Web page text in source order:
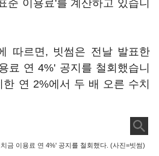
준 이용료'를 계산하고 있습니
따르면, 빗썸은 전날 발표한
료 연 4%' 공지를 철회했습니
연 2%에서 두 배 오른 수치
금 이용료 연 4%' 공지를 철회했다. (사진=빗썸)